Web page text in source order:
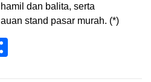
dan balita, serta
stand pasar murah. (*)